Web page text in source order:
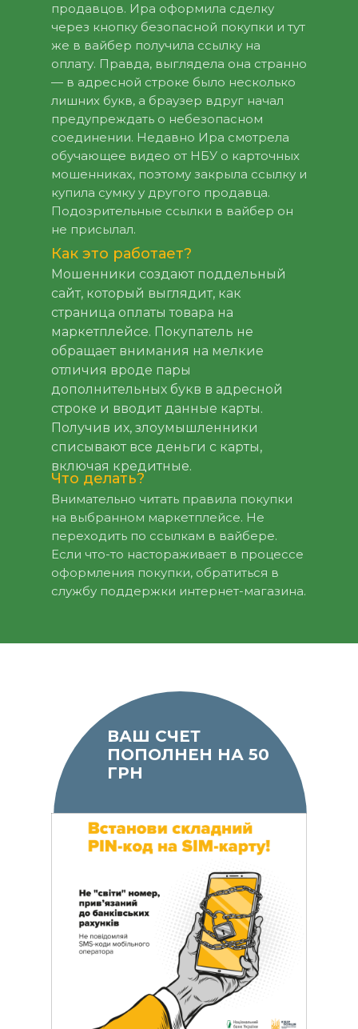
продавцов. Ира оформила сделку
через кнопку безопасной покупки и тут
же в вайбер получила ссылку на
оплату. Правда, выглядела она странно
— в адресной строке было несколько
лишних букв, а браузер вдруг начал
предупреждать о небезопасном
соединении. Недавно Ира смотрела
обучающее видео от НБУ о карточных
мошенниках, поэтому закрыла ссылку и
купила сумку у другого продавца.
Подозрительные ссылки в вайбер он
не присылал.
Как это работает?
Мошенники создают поддельный
сайт, который выглядит, как
страница оплаты товара на
маркетплейсе. Покупатель не
обращает внимания на мелкие
отличия вроде пары
дополнительных букв в адресной
строке и вводит данные карты.
Получив их, злоумышленники
списывают все деньги с карты,
включая кредитные.
Что делать?
Внимательно читать правила покупки
на выбранном маркетплейсе. Не
переходить по ссылкам в вайбере.
Если что-то настораживает в процессе
оформления покупки, обратиться в
службу поддержки интернет-магазина.
ВАШ СЧЕТ
ПОПОЛНЕН НА 50
ГРН